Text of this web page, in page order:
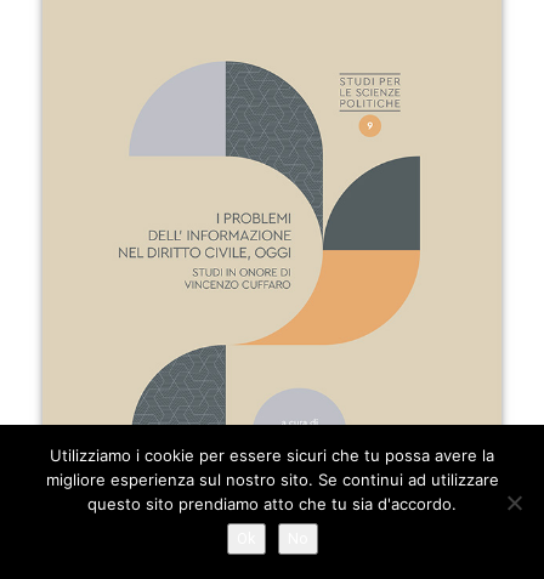
Utilizziamo i cookie per essere sicuri che tu possa avere la
migliore esperienza sul nostro sito. Se continui ad utilizzare
questo sito prendiamo atto che tu sia d'accordo.